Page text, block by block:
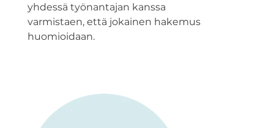
yhdessä työnantajan kanssa
varmistaen, että jokainen hakemus
huomioidaan.